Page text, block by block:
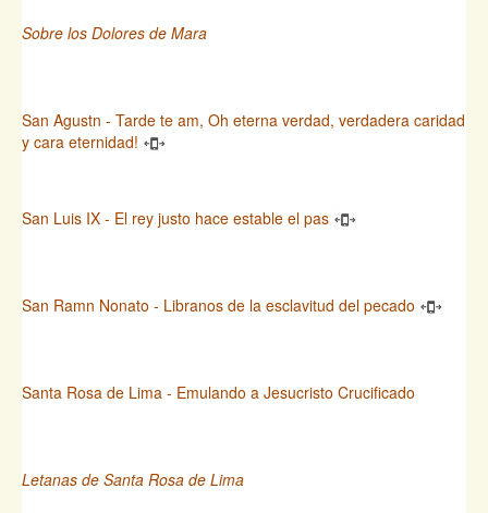
Sobre los Dolores de Mara
San Agustn - Tarde te am, Oh eterna verdad, verdadera caridad
y cara eternidad!
San Luis IX - El rey justo hace estable el pas
San Ramn Nonato - Libranos de la esclavitud del pecado
Santa Rosa de Lima - Emulando a Jesucristo Crucificado
Letanas de Santa Rosa de Lima